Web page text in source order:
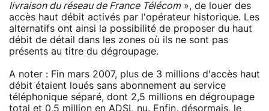
livraison du réseau de France Télécom», de louer des
accès haut débit activés par l'opérateur historique. Les
alternatifs ont ainsi la possibilité de proposer du haut
débit de détail dans les zones où ils ne sont pas
présents au titre du dégroupage.
A noter : Fin mars 2007, plus de 3 millions d'accès haut
débit étaient loués sans abonnement au service
téléphonique séparé, dont 2,5 millions en dégroupage
total et 0,5 million en ADSL nu. Enfin, désormais, le